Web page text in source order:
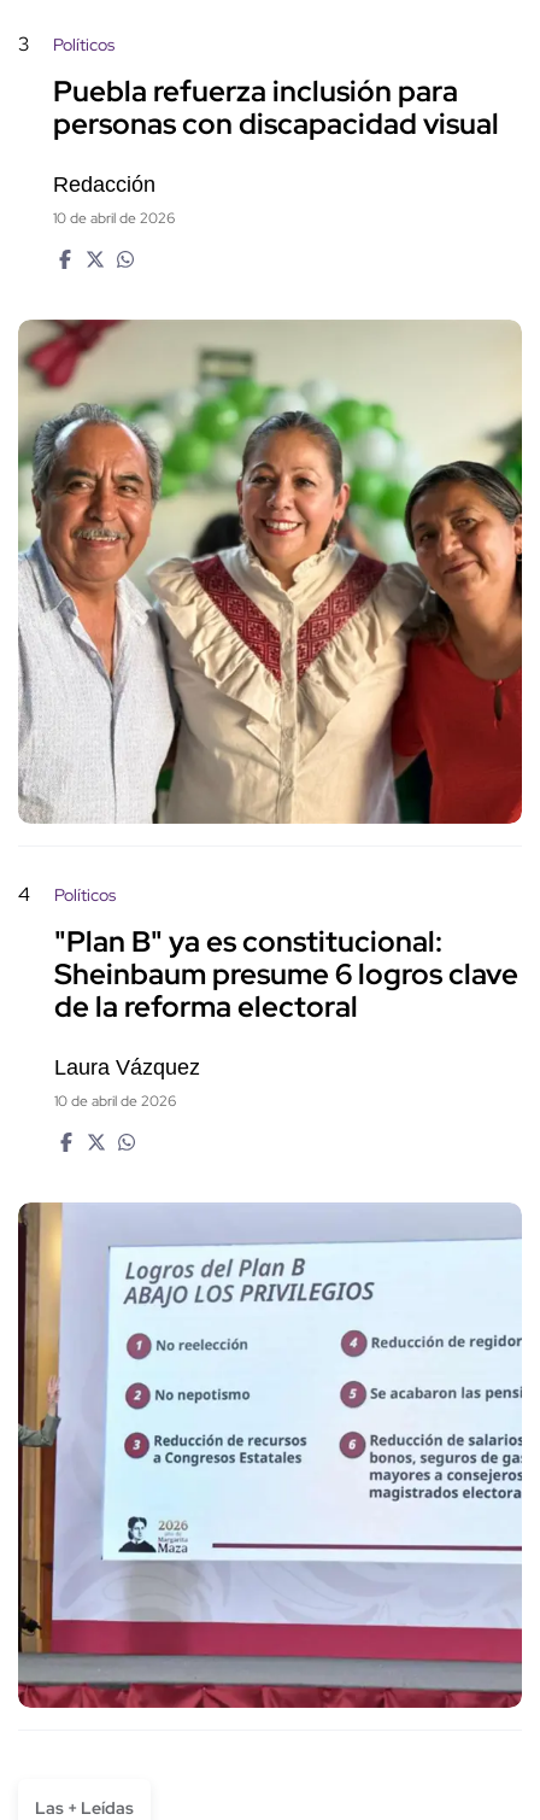
3 Políticos
Puebla refuerza inclusión para
personas con discapacidad visual
Redacción
10 de abril de 2026
4 Políticos
"Plan B" ya es constitucional:
Sheinbaum presume 6 logros clave
de la reforma electoral
Laura Vázquez
10 de abril de 2026
Las + Leídas